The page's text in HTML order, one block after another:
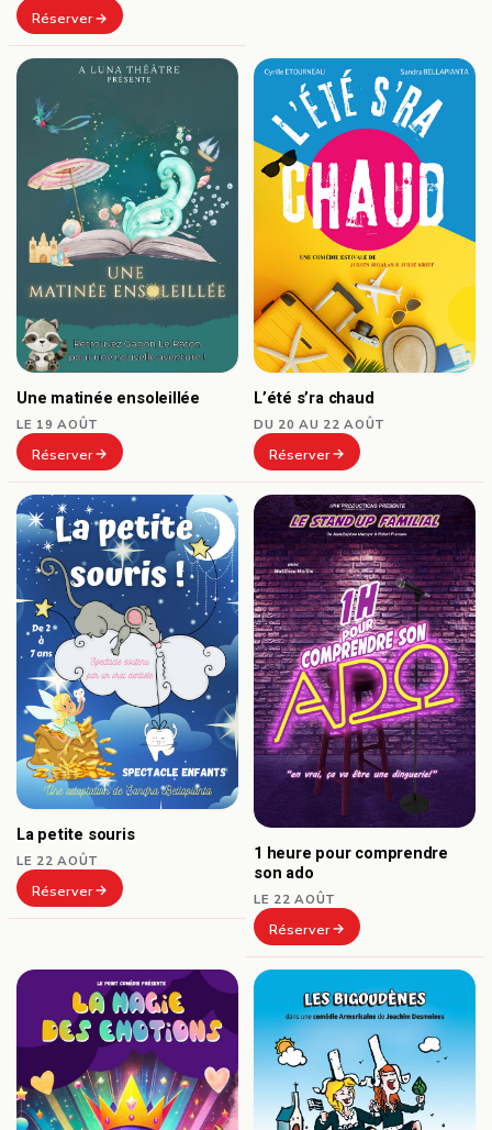
Réserver
Une matinée ensoleillée
LE 19 AOÛT
Réserver
L’été s’ra chaud
DU 20 AU 22 AOÛT
Réserver
La petite souris
LE 22 AOÛT
Réserver
1 heure pour comprendre
son ado
LE 22 AOÛT
Réserver